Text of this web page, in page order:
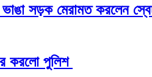
সড়ক মেরামত করলেন
করলো পুলিশ